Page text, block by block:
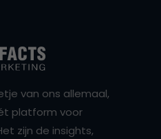
van ons allemaal,
platform voor
zijn de insights,